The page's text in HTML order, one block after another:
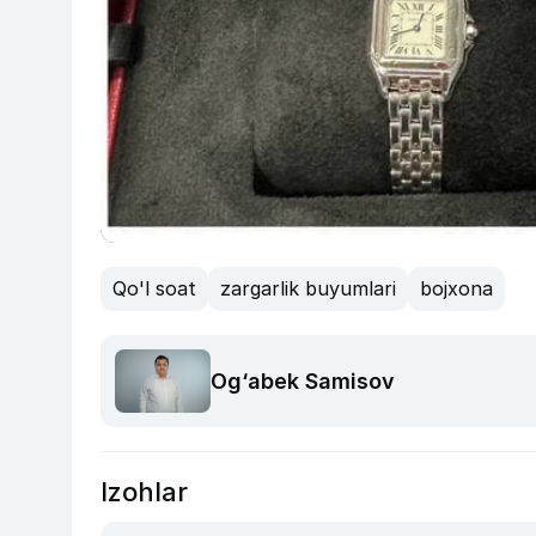
Qo'l soat zargarlik buyumlari bojxona
Og‘abek Samisov
Izohlar